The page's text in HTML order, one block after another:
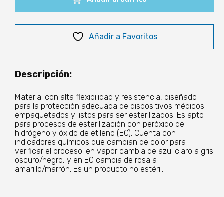
250mm
x
Añadir a Favoritos
Descripción:
Material con alta flexibilidad y resistencia, diseñado
para la protección adecuada de dispositivos médicos
empaquetados y listos para ser esterilizados. Es apto
para procesos de esterilización con peróxido de
hidrógeno y óxido de etileno (EO). Cuenta con
indicadores químicos que cambian de color para
verificar el proceso: en vapor cambia de azul claro a gris
oscuro/negro, y en EO cambia de rosa a
amarillo/marrón. Es un producto no estéril.